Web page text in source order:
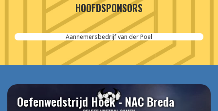
HOOFDSPONSORS
Cordeel Nederland
Oefenwedstrijd Hoek - NAC Breda